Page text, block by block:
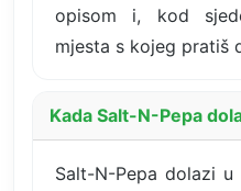
opisom i, kod
mjesta s kojeg pratiš
Kada Salt-N-Pepa
Salt-N-Pepa dolazi